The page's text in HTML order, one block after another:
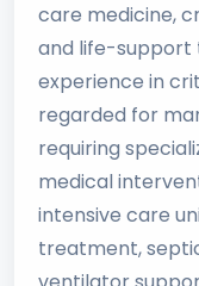
care medicine,
and life-support
experience in
regarded for
requiring
medical
intensive care
treatment,